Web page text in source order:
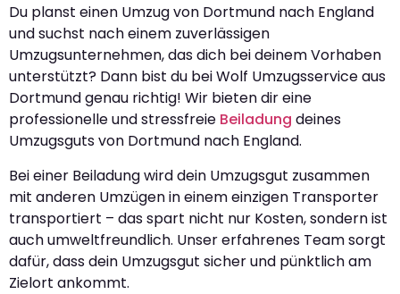
Du planst einen Umzug von Dortmund nach England
und suchst nach einem zuverlässigen
Umzugsunternehmen, das dich bei deinem Vorhaben
unterstützt? Dann bist du bei Wolf Umzugsservice aus
Dortmund genau richtig! Wir bieten dir eine
professionelle und stressfreie Beiladung deines
Umzugsguts von Dortmund nach England.
Bei einer Beiladung wird dein Umzugsgut zusammen
mit anderen Umzügen in einem einzigen Transporter
transportiert – das spart nicht nur Kosten, sondern ist
auch umweltfreundlich. Unser erfahrenes Team sorgt
dafür, dass dein Umzugsgut sicher und pünktlich am
Zielort ankommt.